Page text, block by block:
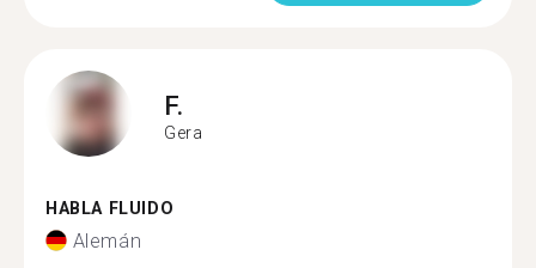
F.
Gera
HABLA FLUIDO
Alemán